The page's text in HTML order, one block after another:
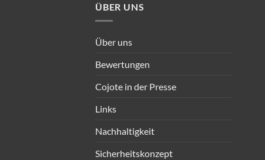
ÜBER UNS
Über uns
Bewertungen
Cojote in der Presse
Links
Nachhaltigkeit
Sicherheitskonzept